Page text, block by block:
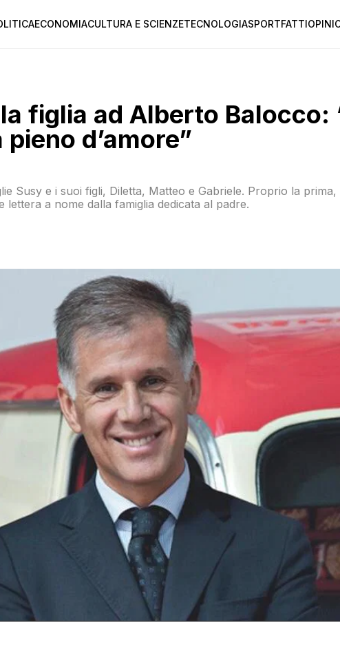
ECONOMIACULTURA E SCIENZETECNOLOGIASPORTFATTI
figlia ad Alberto Balocco:
d’amore”
Susy e i suoi figli, Diletta, Matteo e Gabriele. Proprio la prima,
lettera a nome dalla famiglia dedicata al padre.